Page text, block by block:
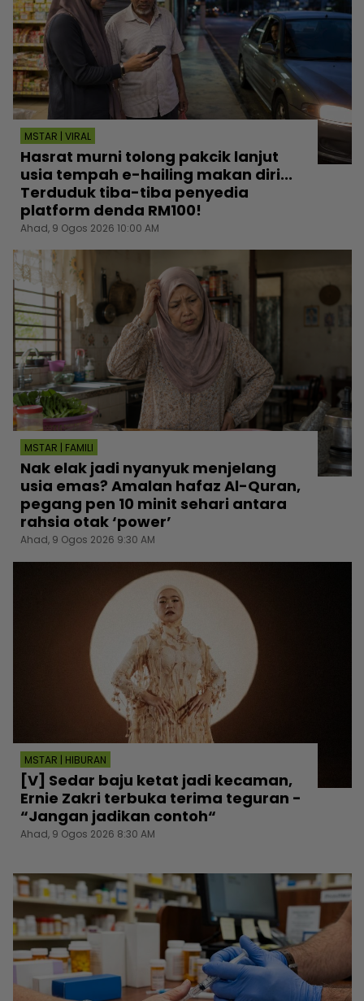
MSTAR | VIRAL
Hasrat murni tolong pakcik lanjut
usia tempah e-hailing makan diri...
Terduduk tiba-tiba penyedia
platform denda RM100!
Ahad, 9 Ogos 2026 10:00 AM
MSTAR | FAMILI
Nak elak jadi nyanyuk menjelang
usia emas? Amalan hafaz Al-Quran,
pegang pen 10 minit sehari antara
rahsia otak ‘power’
Ahad, 9 Ogos 2026 9:30 AM
MSTAR | HIBURAN
[V] Sedar baju ketat jadi kecaman,
Ernie Zakri terbuka terima teguran -
“Jangan jadikan contoh“
Ahad, 9 Ogos 2026 8:30 AM